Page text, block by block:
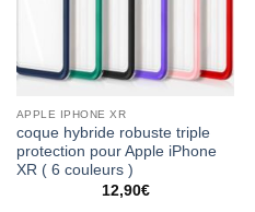
APPLE IPHONE XR
coque hybride robuste triple
protection pour Apple iPhone
XR ( 6 couleurs )
12,90€